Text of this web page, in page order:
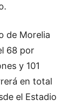
de Morelia
68 por
y 101
en total
el Estadio